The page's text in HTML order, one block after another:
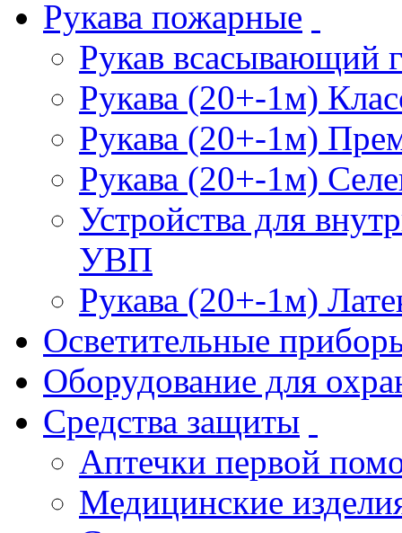
Рукава пожарные
Рукав всасывающий
Рукава (20+-1м)
Рукава (20+-1м)
Рукава (20+-1м)
Устройства для
УВП
Рукава (20+-1м)
Осветительные
Оборудование для
Средства защиты
Аптечки первой
Медицинские